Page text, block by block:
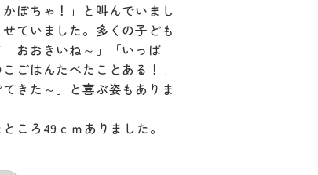
ぼちゃ！」と叫んでいまし
ていました。多くの子ども
おおきいね～」「いっぱ
はんたべたことある！」
きた～」と喜ぶ姿もありま
ころ49ｃｍありました。